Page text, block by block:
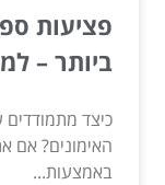
פציעות
ביותר –
כיצד
האימונים? אם
באמצעות...